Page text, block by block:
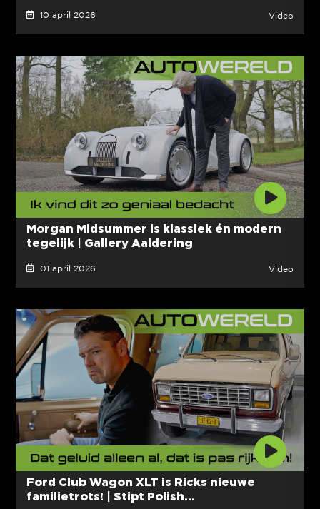
10 april 2026 Video
Morgan Midsummer is klassiek én modern
tegelijk | Gallery Aaldering
01 april 2026 Video
Ford Club Wagon XLT is Ricks nieuwe
familietrots! | Stipt Polish...